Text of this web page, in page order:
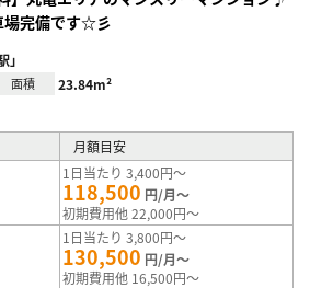
場完備です☆彡
」
面積 23.84m²
月額目安
1日当たり 3,400円～
118,500 円/月～
初期費用他 22,000円～
1日当たり 3,800円～
130,500 円/月～
初期費用他 16,500円～